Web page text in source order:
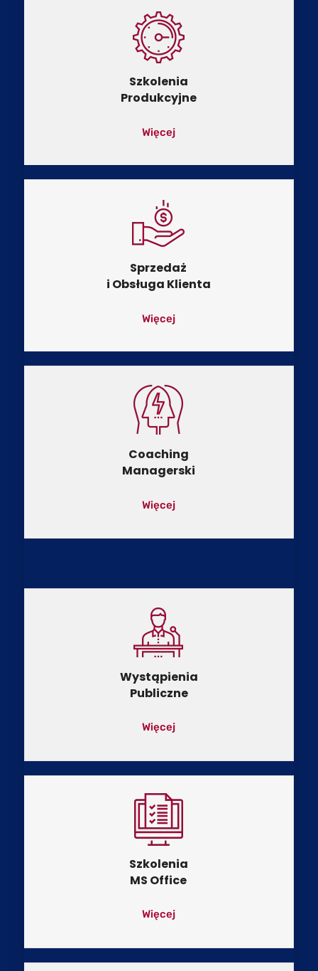
Szkolenia
Produkcyjne
Więcej
Sprzedaż
i Obsługa Klienta
Więcej
Coaching
Managerski
Więcej
Wystąpienia
Publiczne
Więcej
Szkolenia
MS Office
Więcej